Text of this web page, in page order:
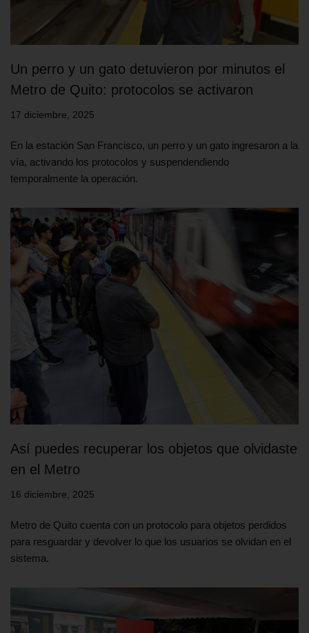
Un perro y un gato detuvieron por minutos el
Metro de Quito: protocolos se activaron
17 diciembre, 2025
En la estación San Francisco, un perro y un gato ingresaron a la
vía, activando los protocolos y suspendendiendo
temporalmente la operación.
Así puedes recuperar los objetos que olvidaste
en el Metro
16 diciembre, 2025
Metro de Quito cuenta con un protocolo para objetos perdidos
para resguardar y devolver lo que los usuarios se olvidan en el
sistema.